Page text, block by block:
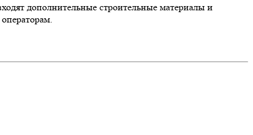
дополнительные строительные материалы и